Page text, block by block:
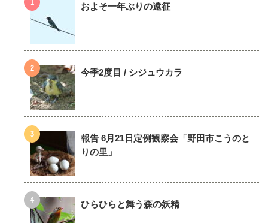
およそ一年ぶりの遠征
今季2度目 / シジュウカラ
報告 6月21日定例観察会「野田市こうのと
りの里」
ひらひらと舞う森の妖精